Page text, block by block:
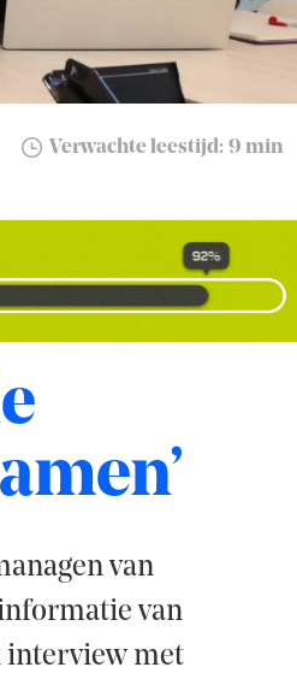
Verwachte leestijd: 9 min
van
van
interview met